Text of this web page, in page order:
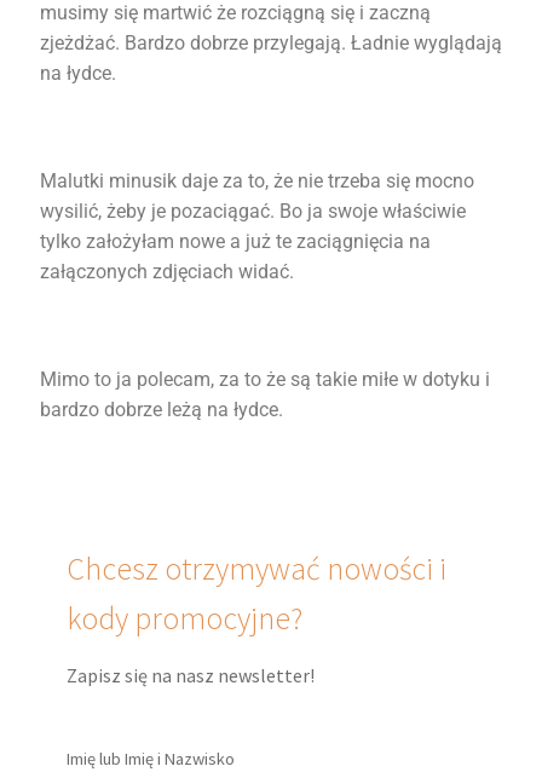
musimy się martwić że rozciągną się i zaczną
zjeżdżać. Bardzo dobrze przylegają. Ładnie wyglądają
na łydce.
Malutki minusik daje za to, że nie trzeba się mocno
wysilić, żeby je pozaciągać. Bo ja swoje właściwie
tylko założyłam nowe a już te zaciągnięcia na
załączonych zdjęciach widać.
Mimo to ja polecam, za to że są takie miłe w dotyku i
bardzo dobrze leżą na łydce.
Chcesz otrzymywać nowości i
kody promocyjne?
Zapisz się na nasz newsletter!
Imię lub Imię i Nazwisko